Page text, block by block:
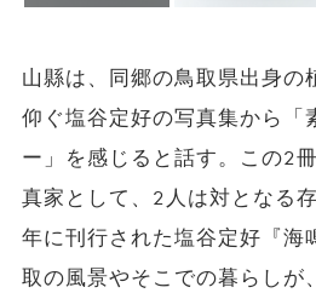
山縣は、同郷の鳥取県出身の
仰ぐ塩谷定好の写真集から「
ー」を感じると話す。この2
真家として、2人は対となる
年に刊行された塩谷定好『海
取の風景やそこでの暮らしが